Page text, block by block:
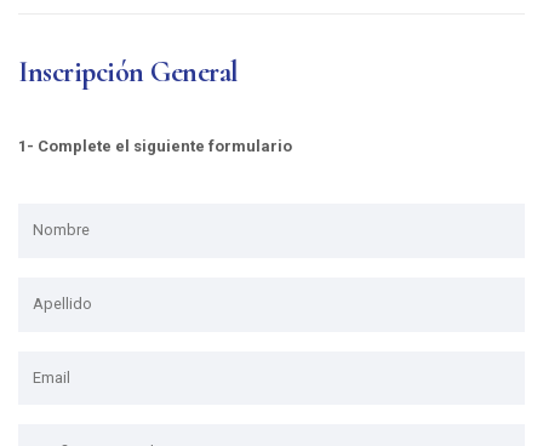
Inscripción General
1- Complete el siguiente formulario